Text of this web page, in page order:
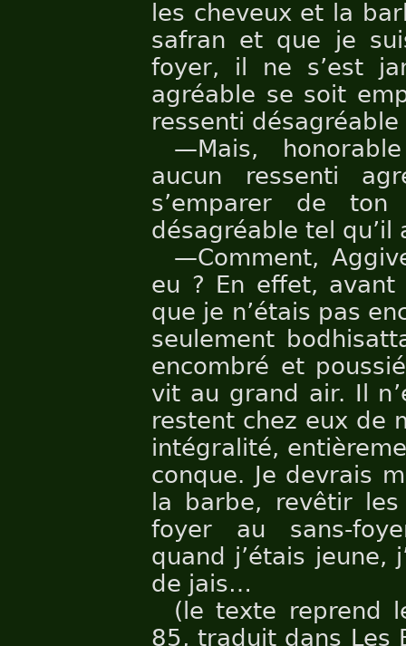
les cheveux et la
safran et que je
foyer, il ne s’est
agréable se soit
ressenti désagréable
—Mais,
aucun ressenti
s’emparer de
désagréable tel qu’il
—Comment,
eu ? En effet,
que je n’étais pas
seulement
encombré et
vit au grand air. Il
restent chez eux de
intégralité,
conque. Je devrais
la barbe, revêtir
foyer au sans-
quand j’étais jeune,
de jais…
(le texte reprend
85, traduit dans Les